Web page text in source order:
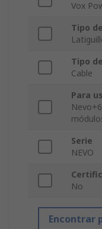
Vox
Tipo
Tipo
Cable
Para
Serie
NEVO
No
Encontrar